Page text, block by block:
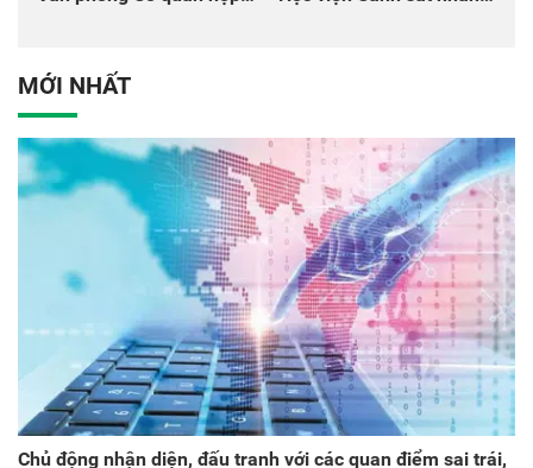
MỚI NHẤT
Chủ động nhận diện, đấu tranh với các quan điểm sai trái,